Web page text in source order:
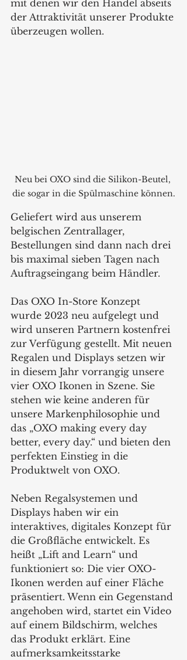
mit denen wir den Handel abseits
der Attraktivität unserer Produkte
überzeugen wollen.
Neu bei OXO sind die Silikon-Beutel,
die sogar in die Spülmaschine können.
Geliefert wird aus unserem
belgischen Zentrallager,
Bestellungen sind dann nach drei
bis maximal sieben Tagen nach
Auftragseingang beim Händler.
Das OXO In-Store Konzept
wurde 2023 neu aufgelegt und
wird unseren Partnern kostenfrei
zur Verfügung gestellt. Mit neuen
Regalen und Displays setzen wir
in diesem Jahr vorrangig unsere
vier OXO Ikonen in Szene. Sie
stehen wie keine anderen für
unsere Markenphilosophie und
das „OXO making every day
better, every day.“ und bieten den
perfekten Einstieg in die
Produktwelt von OXO.
Neben Regalsystemen und
Displays haben wir ein
interaktives, digitales Konzept für
die Großfläche entwickelt. Es
heißt „Lift and Learn“ und
funktioniert so: Die vier OXO-
Ikonen werden auf einer Fläche
präsentiert. Wenn ein Gegenstand
angehoben wird, startet ein Video
auf einem Bildschirm, welches
das Produkt erklärt. Eine
aufmerksamkeitsstarke